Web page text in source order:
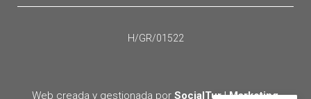
H/GR/01522
Web creada y gestionada porSocialTur | Marketing